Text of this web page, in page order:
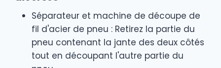
Séparateur et machine de découpe de
fil d'acier de pneu : Retirez la partie du
pneu contenant la jante des deux côtés
tout en découpant l'autre partie du